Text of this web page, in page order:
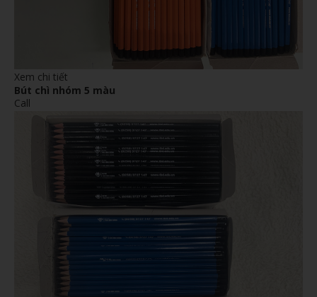
Xem chi tiết
Bút chì nhóm 5 màu
Call